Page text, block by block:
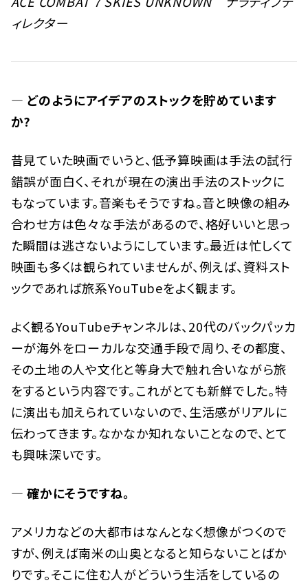
ィレクター
— どのようにアイデアのストックを貯めています
か?
昔見ていた映画でいうと、低予算映画は手法の試行
錯誤が面白く、それが現在の演出手法のストックに
もなっています。音楽もそうですね。音と映像の組み
合わせ方は色々な手法があるので、格好いいと思っ
た瞬間は逃さないようにしています。最近は忙しくて
映画も多くは観られていませんが、例えば、資料スト
ックであれば旅系YouTubeをよく観ます。
よく観るYouTubeチャンネルは、20代のバックパッカ
ーが海外をローカルな交通手段で周り、その都度、
その土地の人や文化と等身大で触れ合いながら旅
をするという内容です。これがとても新鮮でした。特
に演出も加えられていないので、生活感がリアルに
伝わってきます。なかなか知れないことなので、とて
も興味深いです。
— 確かにそうですね。
アメリカなどの大都市はなんとなく想像がつくので
すが、例えば南米の山奥となると知らないことばか
りです。そこに住む人がどういう生活をしているの